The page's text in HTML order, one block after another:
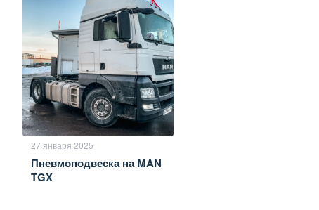
27 января 2025
Пневмоподвеска на MAN
TGX